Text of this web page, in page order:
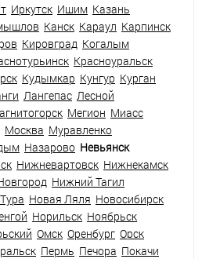
Иркутск Ишим Казань
Канск Караул Карпинск
Кировград Когалым
Красноуральск
Кудымкар Кунгур Курган
Лангепас Лесной
Мегион Миасс
Москва Муравленко
Назарово Невьянск
Нижневартовск Нижнекамск
Нижний Тагил
Новая Ляля Новосибирск
Норильск Ноябрьск
Омск Оренбург Орск
Пермь Печора Покачи